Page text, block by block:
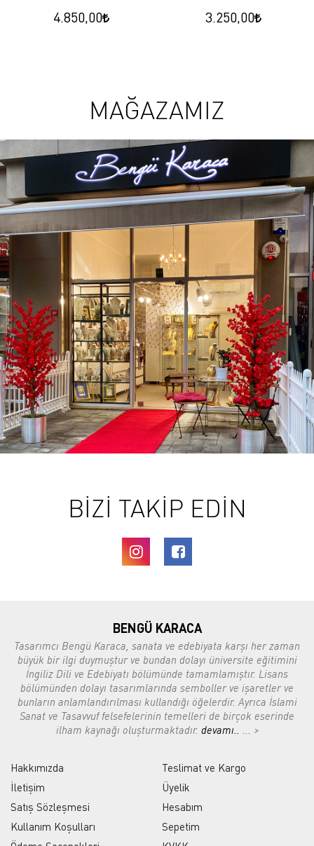
4.850,00 3.250,00
MAĞAZAMIZ
BİZİ TAKİP EDİN
BENGÜ KARACA
Tasarımcı Bengü Karaca, sanata ve edebiyata karşı her zaman
büyük bir ilgi duymuştur ve bundan dolayı üniversite eğitimini
İngiliz Dili ve Edebiyatı bölümünde tamamlamıştır. Lisans
bölümünden dolayı tasarımlarında semboller ve işaretler ve
bunların anlamlandırılması kullandığı öğelerdir. Ayrıca İslami
Sanat ve Tasavvuf felsefelerinin temelleri de birçok eserinde
ilham kaynağı oluşturmaktadır. devamı.. ... >
Hakkımızda
İletişim
Satış Sözleşmesi
Kullanım Koşulları
Teslimat ve Kargo
Üyelik
Hesabım
Sepetim